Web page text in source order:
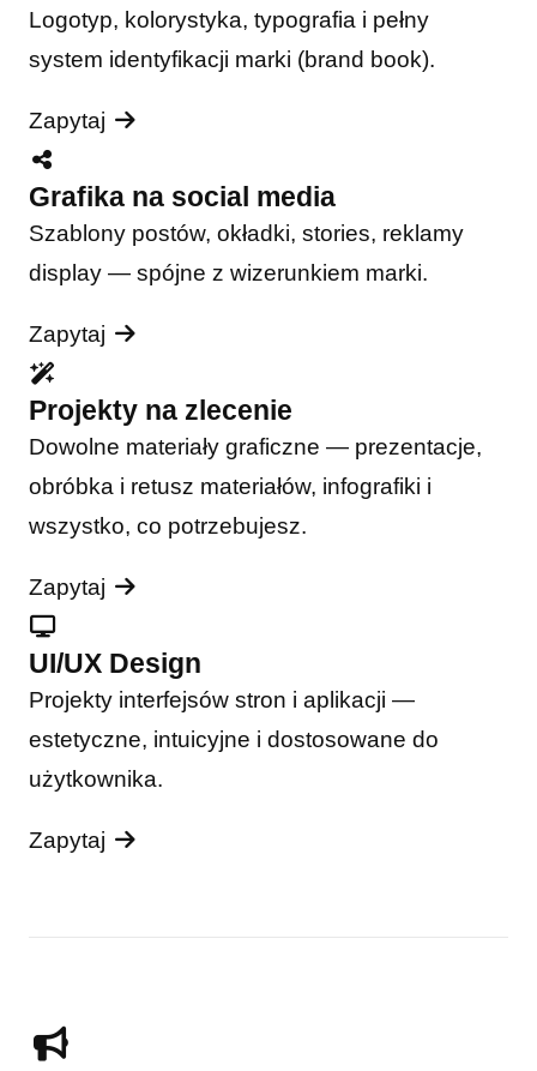
Logotyp, kolorystyka, typografia i pełny
system identyfikacji marki (brand book).
Zapytaj
Grafika na social media
Szablony postów, okładki, stories, reklamy
display — spójne z wizerunkiem marki.
Zapytaj
Projekty na zlecenie
Dowolne materiały graficzne — prezentacje,
obróbka i retusz materiałów, infografiki i
wszystko, co potrzebujesz.
Zapytaj
UI/UX Design
Projekty interfejsów stron i aplikacji —
estetyczne, intuicyjne i dostosowane do
użytkownika.
Zapytaj